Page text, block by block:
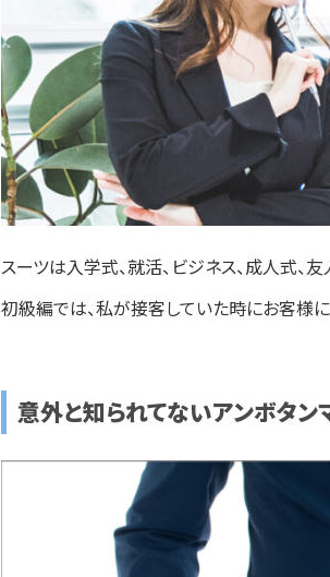
スーツは入学式、就活、ビジネス、成人式、
初級編では、私が接客していた時にお客様に
意外と知られてないアンボタン